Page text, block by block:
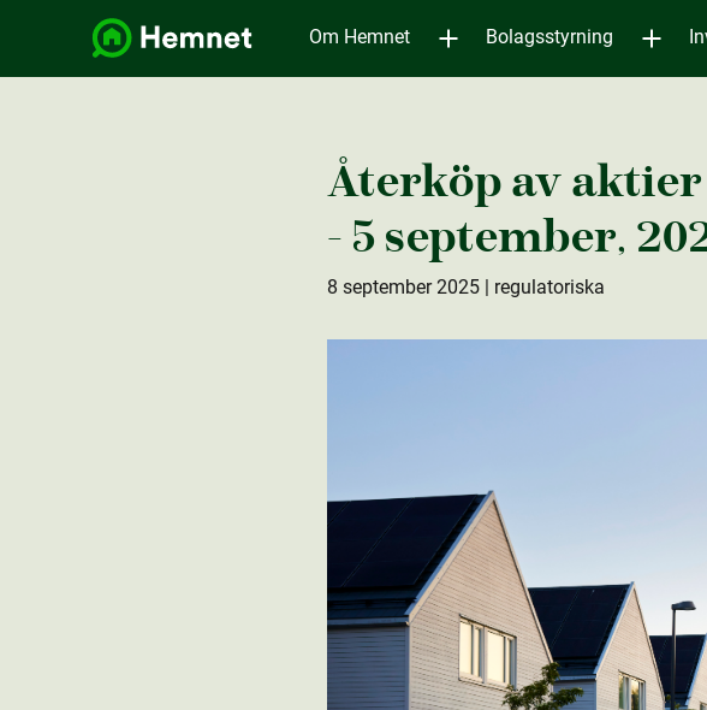
Om Hemnet Bolagsstyrning
Återköp av
- 5 september,
8 september 2025| regulatoriska